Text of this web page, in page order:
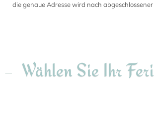
die genaue Adresse wird nach
Wählen Sie Ihr